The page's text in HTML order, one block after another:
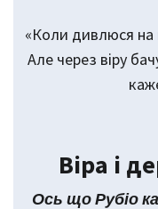
«Коли дивлюся на
Але через віру
Віра і
Ось що Рубіо